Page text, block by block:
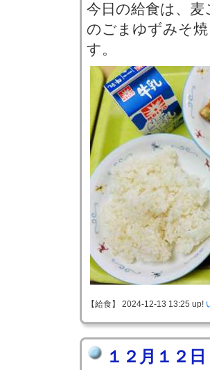
今日の給食は、
のごまゆずみそ
す。
【給食】 2024-12-13 13:25 up!
１２月１２